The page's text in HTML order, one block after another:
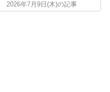
2026年7月9日(木)の記事